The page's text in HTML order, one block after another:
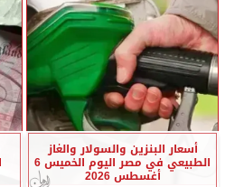
أسعار البنزين والسولار والغاز
الطبيعي في مصر اليوم الخميس 6
أغسطس 2026